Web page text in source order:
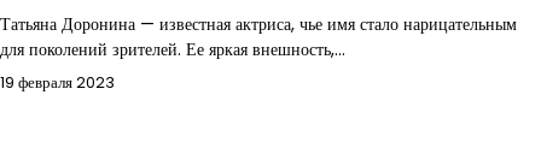
Татьяна Доронина — известная актриса, чье имя стало нарицательным
для поколений зрителей. Ее яркая внешность,…
19 февраля 2023